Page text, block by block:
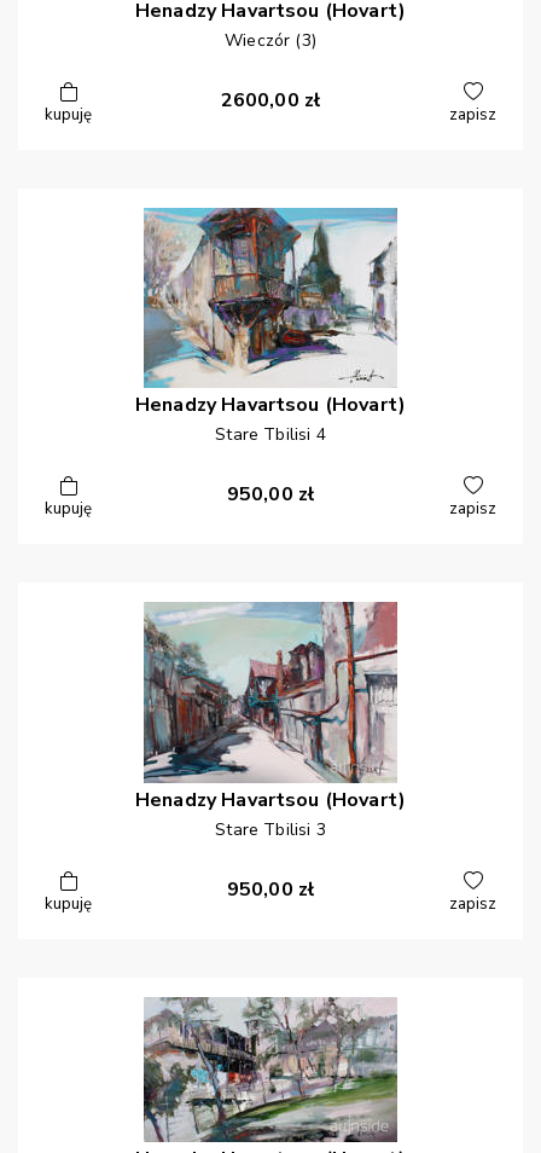
Henadzy Havartsou (Hovart)
Wieczór (3)
kupuję
2600,00 zł
zapisz
Henadzy Havartsou (Hovart)
Stare Tbilisi 4
kupuję
950,00 zł
zapisz
Henadzy Havartsou (Hovart)
Stare Tbilisi 3
kupuję
950,00 zł
zapisz